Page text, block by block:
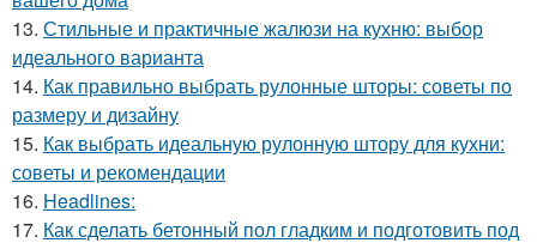
13. Стильные и практичные жалюзи на кухню: выбор
идеального варианта
14. Как правильно выбрать рулонные шторы: советы по
размеру и дизайну
15. Как выбрать идеальную рулонную штору для кухни:
советы и рекомендации
16. Headlines:
17. Как сделать бетонный пол гладким и подготовить под